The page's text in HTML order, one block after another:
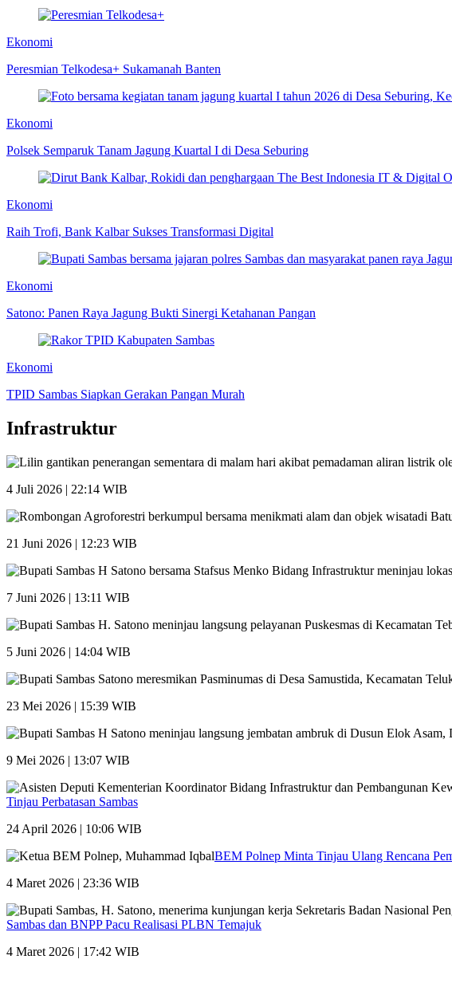
Ekonomi
Peresmian Telkodesa+ Sukamanah Banten
Ekonomi
Polsek Semparuk Tanam Jagung Kuartal I di Desa Seburing
Ekonomi
Raih Trofi, Bank Kalbar Sukses Transformasi Digital
Ekonomi
Satono: Panen Raya Jagung Bukti Sinergi Ketahanan Pangan
Ekonomi
TPID Sambas Siapkan Gerakan Pangan Murah
Infrastruktur
4 Juli 2026 | 22:14 WIB
21 Juni 2026 | 12:23 WIB
7 Juni 2026 | 13:11 WIB
5 Juni 2026 | 14:04 WIB
23 Mei 2026 | 15:39 WIB
9 Mei 2026 | 13:07 WIB
Tinjau Perbatasan Sambas
24 April 2026 | 10:06 WIB
BEM Polnep Minta Tinjau Ulang Rencana
4 Maret 2026 | 23:36 WIB
Sambas dan BNPP Pacu Realisasi PLBN Temajuk
4 Maret 2026 | 17:42 WIB